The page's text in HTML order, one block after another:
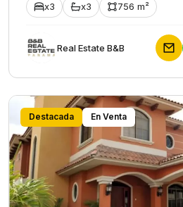
x3 x3 756 m²
Rеаl Еstаtе В&В
Destacada En Venta